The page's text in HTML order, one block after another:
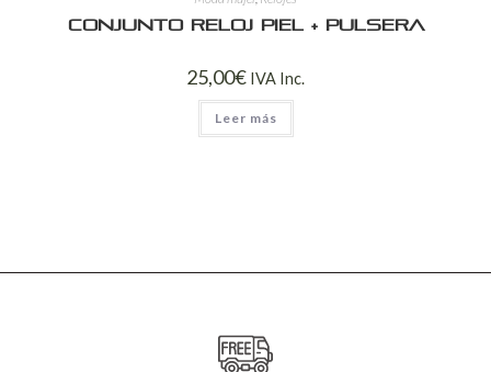
Conjunto reloj piel + pulsera
25,00€ IVA Inc.
Leer más